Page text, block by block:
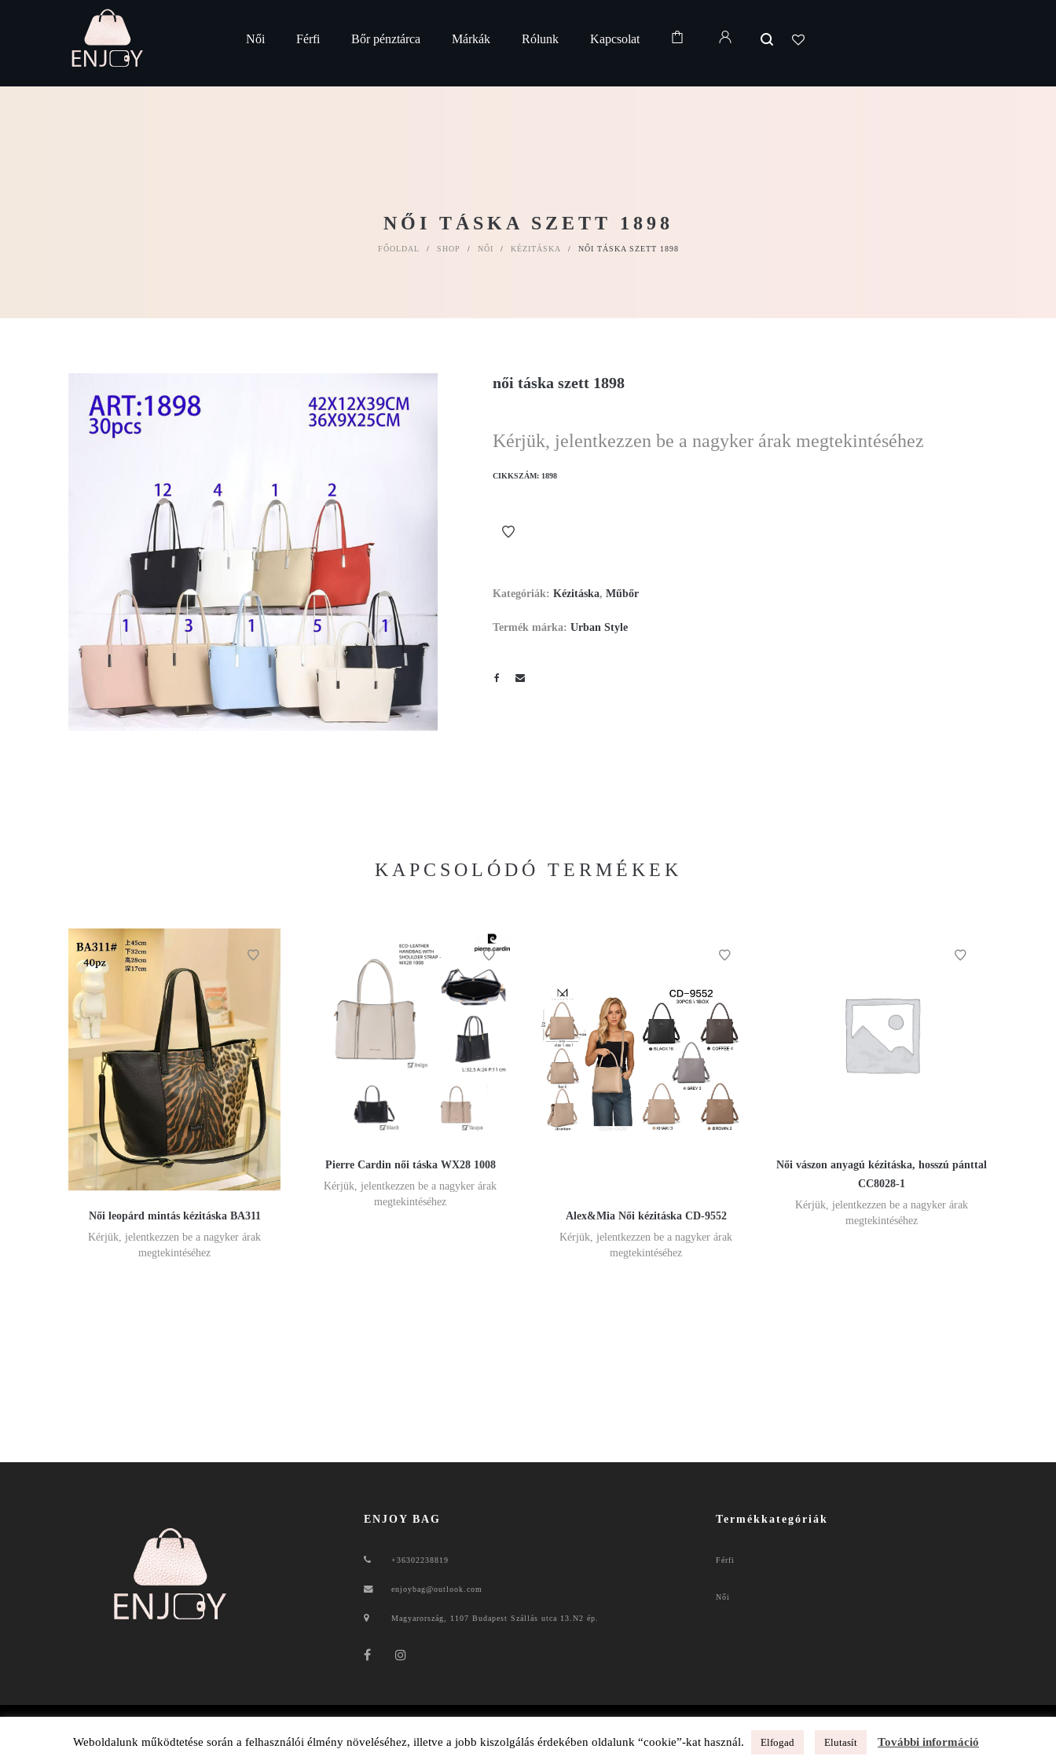
Női Férfi Bőr pénztárca Márkák Rólunk Kapcsolat
NŐI TÁSKA SZETT 1898
FŐOLDAL / SHOP / NŐI / KÉZITÁSKA / NŐI TÁSKA SZETT 1898
női táska szett 1898
Kérjük, jelentkezzen be a nagyker árak megtekintéséhez
CIKKSZÁM: 1898
Kategóriák: Kézitáska, Műbőr
Termék márka: Urban Style
KAPCSOLÓDÓ TERMÉKEK
Női leopárd mintás kézitáska BA311
Kérjük, jelentkezzen be a nagyker árak
megtekintéséhez
Pierre Cardin női táska WX28 1008
Kérjük, jelentkezzen be a nagyker árak
megtekintéséhez
Alex&Mia Női kézitáska CD-9552
Kérjük, jelentkezzen be a nagyker árak
megtekintéséhez
Női vászon anyagú kézitáska, hosszú pánttal
CC8028-1
Kérjük, jelentkezzen be a nagyker árak
megtekintéséhez
ENJOY BAG
+36302238819
enjoybag@outlook.com
Magyarország, 1107 Budapest Szállás utca 13.N2 ép.
Termékkategóriák
Férfi
Női
ADATKEZELÉSI TÁJÉKOZTATÓ
Weboldalunk működtetése során a felhasználói élmény növeléséhez, illetve a jobb kiszolgálás érdekében oldalunk “cookie”-kat használ. Elfogad Elutasít További információ